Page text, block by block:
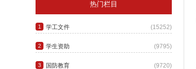
热门栏目